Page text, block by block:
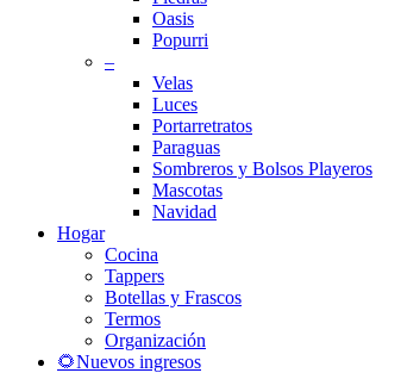
Oasis
Popurri
–
Velas
Luces
Portarretratos
Paraguas
Sombreros y Bolsos Playeros
Mascotas
Navidad
Hogar
Cocina
Tappers
Botellas y Frascos
Termos
Organización
🌻Nuevos ingresos